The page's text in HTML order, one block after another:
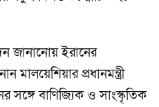
জানানোয় ইরানের
মালয়েশিয়ার প্রধানমন্ত্রী
সঙ্গে বাণিজ্যিক ও সাংস্কৃতিক